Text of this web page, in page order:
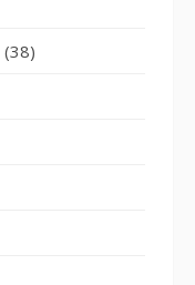
(38)